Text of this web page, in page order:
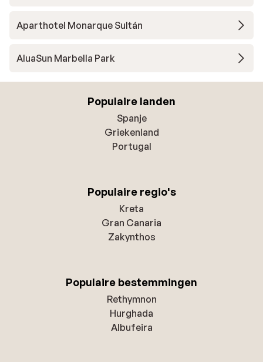
Aparthotel Monarque Sultán
AluaSun Marbella Park
Populaire landen
Spanje
Griekenland
Portugal
Populaire regio's
Kreta
Gran Canaria
Zakynthos
Populaire bestemmingen
Rethymnon
Hurghada
Albufeira